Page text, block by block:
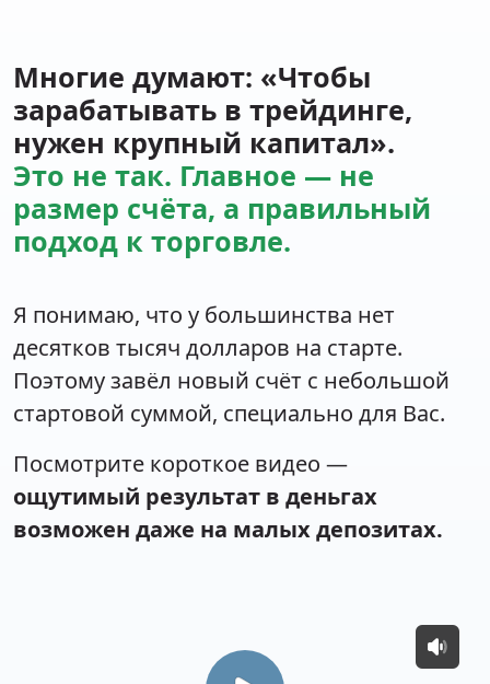
Многие думают: «Чтобы
зарабатывать в трейдинге,
нужен крупный капитал».
Это не так. Главное — не
размер счёта, а правильный
подход к торговле.
Я понимаю, что у большинства нет
десятков тысяч долларов на старте.
Поэтому завёл новый счёт с небольшой
стартовой суммой, специально для Вас.
Посмотрите короткое видео —
ощутимый результат в деньгах
возможен даже на малых депозитах.